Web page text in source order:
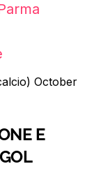
October
E